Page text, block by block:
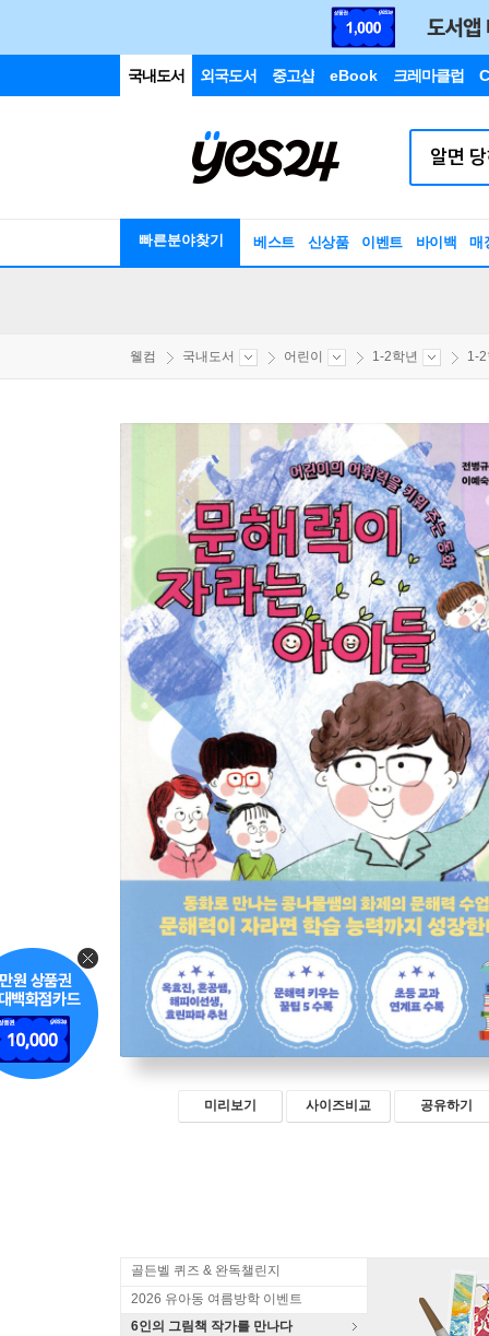
국내도서 외국도서 중고샵 eBook 크레마클럽
빠른분야찾기 베스트 신상품 이벤트 바이백 매
웰컴 국내도서 어린이 1-2학년 1-
미리보기 사이즈비교 공유하기
골든벨 퀴즈 & 완독챌린지
2026 유아동 여름방학 이벤트
6인의 그림책 작가를 만나다